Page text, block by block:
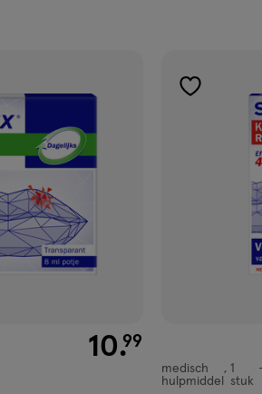
€ 10.99
10.99
toevoegen
verlanglijst
medisch
medisch
hulpmiddel
1
stuk